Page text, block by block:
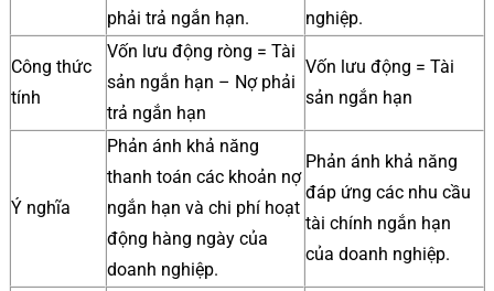
phải trả ngắn hạn.
nghiệp.
Công thức
tính
Vốn lưu động ròng = Tài
sản ngắn hạn – Nợ phải
trả ngắn hạn
Vốn lưu động = Tài
sản ngắn hạn
Ý nghĩa
Phản ánh khả năng
thanh toán các khoản nợ
ngắn hạn và chi phí hoạt
động hàng ngày của
doanh nghiệp.
Phản ánh khả năng
đáp ứng các nhu cầu
tài chính ngắn hạn
của doanh nghiệp.